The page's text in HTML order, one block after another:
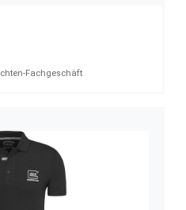
Fachgeschäft